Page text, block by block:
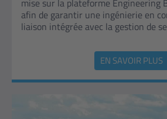
mise sur la plateforme Engineering
afin de garantir une ingénierie en
liaison intégrée avec la gestion de
EN SAVOIR PLUS